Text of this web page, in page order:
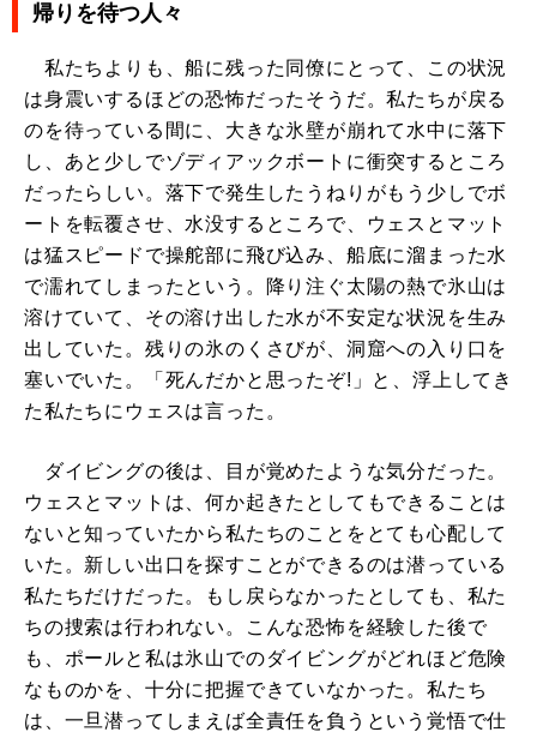
帰りを待つ人々
私たちよりも、船に残った同僚にとって、この状況
は身震いするほどの恐怖だったそうだ。私たちが戻る
のを待っている間に、大きな氷壁が崩れて水中に落下
し、あと少しでゾディアックボートに衝突するところ
だったらしい。落下で発生したうねりがもう少しでボ
ートを転覆させ、水没するところで、ウェスとマット
は猛スピードで操舵部に飛び込み、船底に溜まった水
で濡れてしまったという。降り注ぐ太陽の熱で氷山は
溶けていて、その溶け出した水が不安定な状況を生み
出していた。残りの氷のくさびが、洞窟への入り口を
塞いでいた。「死んだかと思ったぞ!」と、浮上してき
た私たちにウェスは言った。
ダイビングの後は、目が覚めたような気分だった。
ウェスとマットは、何か起きたとしてもできることは
ないと知っていたから私たちのことをとても心配して
いた。新しい出口を探すことができるのは潜っている
私たちだけだった。もし戻らなかったとしても、私た
ちの捜索は行われない。こんな恐怖を経験した後で
も、ポールと私は氷山でのダイビングがどれほど危険
なものかを、十分に把握できていなかった。私たち
は、一旦潜ってしまえば全責任を負うという覚悟で仕